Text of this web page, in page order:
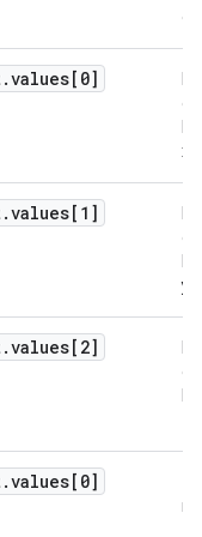
.values[0]
x.
.values[1]
y.
.values[2]
.values[0]